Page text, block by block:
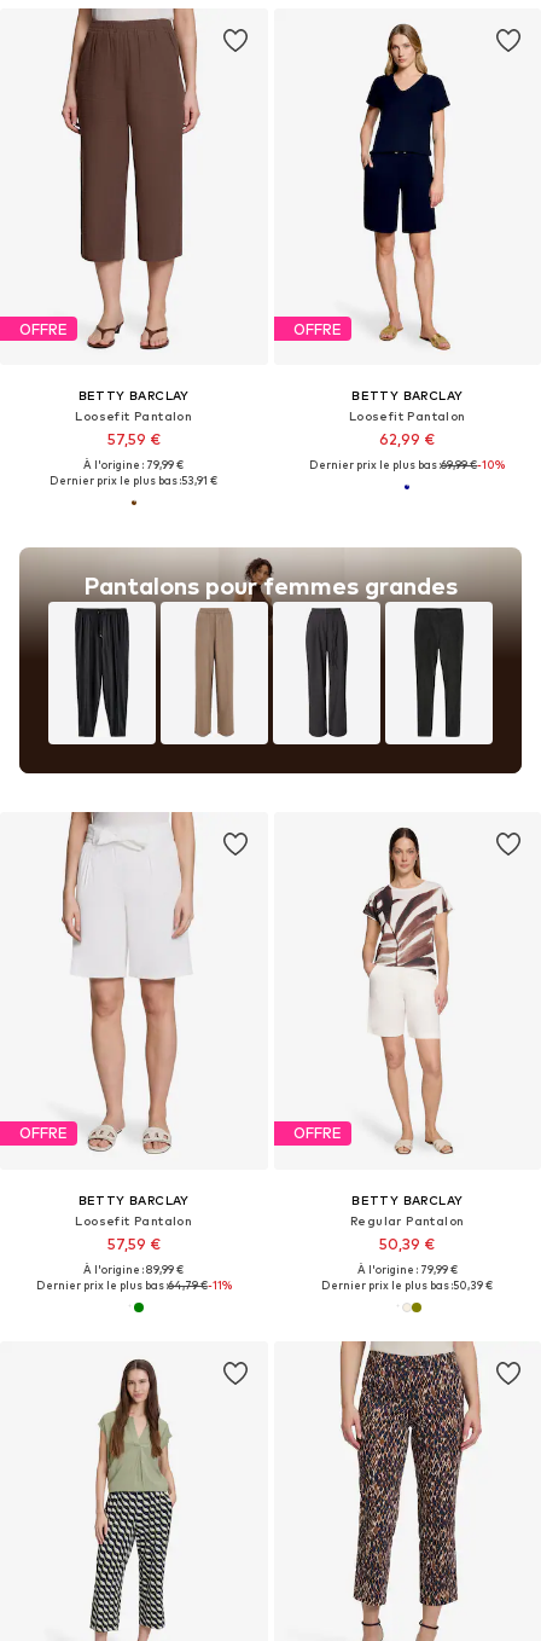
OFFRE
BETTY BARCLAY
Loosefit Pantalon
57,59 €
À l'origine : 79,99 €
Dernier prix le plus bas :53,91 €
Pantalons pour femmes grandes
OFFRE
BETTY BARCLAY
Loosefit Pantalon
62,99 €
Dernier prix le plus bas :69,99 €-10%
OFFRE
BETTY BARCLAY
Loosefit Pantalon
57,59 €
À l'origine : 89,99 €
Dernier prix le plus bas :64,79 €-11%
OFFRE
BETTY BARCLAY
Regular Pantalon
50,39 €
À l'origine : 79,99 €
Dernier prix le plus bas :50,39 €